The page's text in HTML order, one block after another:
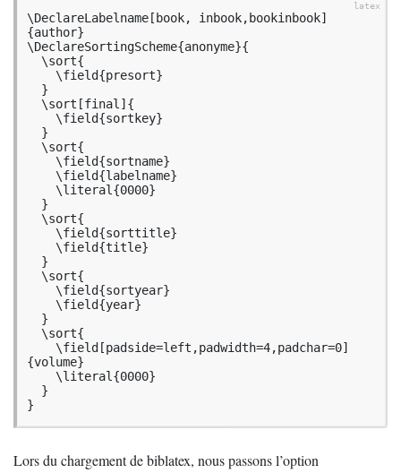
\DeclareLabelname[book, inbook,bookinbook]
{author}
\DeclareSortingScheme{anonyme}{
{volume}
}
Lors du chargement de biblatex, nous passons l’option